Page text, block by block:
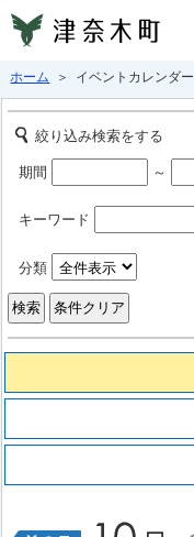
ホーム ＞ イベントカレンダー
絞り込み検索をする
期間 ～
キーワード
分類